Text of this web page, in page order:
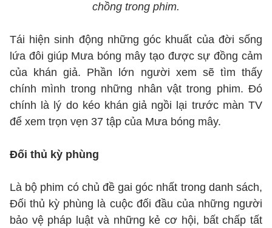
chồng trong phim.
Tái hiện sinh động những góc khuất của đời sống
lứa đôi giúp Mưa bóng mây tạo được sự đồng cảm
của khán giả. Phần lớn người xem sẽ tìm thấy
chính mình trong những nhân vật trong phim. Đó
chính là lý do kéo khán giả ngồi lại trước màn TV
để xem trọn vẹn 37 tập của Mưa bóng mây.
Đối thủ kỳ phùng
Là bộ phim có chủ đề gai góc nhất trong danh sách,
Đối thủ kỳ phùng là cuộc đối đầu của những người
bảo vệ pháp luật và những kẻ cơ hội, bất chấp tất